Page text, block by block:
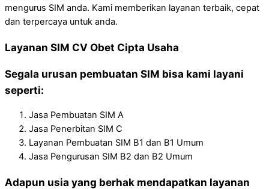
mengurus SIM anda. Kami memberikan layanan terbaik, cepat
dan terpercaya untuk anda.
Layanan SIM CV Obet Cipta Usaha
Segala urusan pembuatan SIM bisa kami layani
seperti:
Jasa Pembuatan SIM A
Jasa Penerbitan SIM C
Layanan Pembuatan SIM B1 dan B1 Umum
Jasa Pengurusan SIM B2 dan B2 Umum
Adapun usia yang berhak mendapatkan layanan